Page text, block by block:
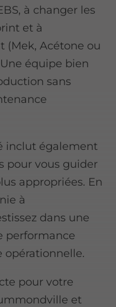
à changer les
et à
(Mek, Acétone ou
équipe bien
sans
inclut également
pour vous guider
appropriées. En
à
dans une
performance
opérationnelle.
pour votre
et